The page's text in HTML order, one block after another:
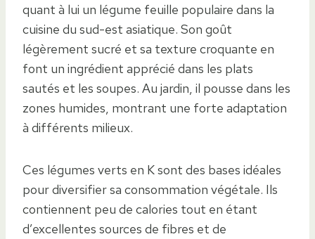
quant à lui un légume feuille populaire dans la
cuisine du sud-est asiatique. Son goût
légèrement sucré et sa texture croquante en
font un ingrédient apprécié dans les plats
sautés et les soupes. Au jardin, il pousse dans les
zones humides, montrant une forte adaptation
à différents milieux.
Ces légumes verts en K sont des bases idéales
pour diversifier sa consommation végétale. Ils
contiennent peu de calories tout en étant
d’excellentes sources de fibres et de